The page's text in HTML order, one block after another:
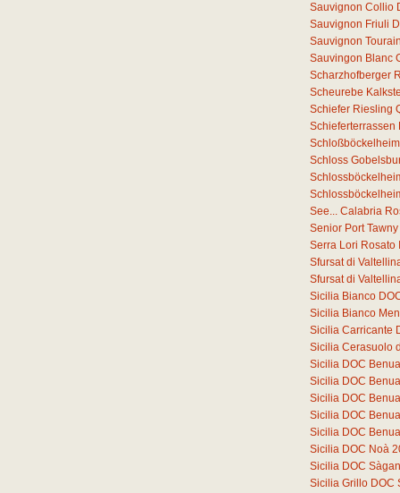
Sauvignon Collio
Sauvignon Friuli
Sauvignon
Sauvingon Blanc
Scharzhofberger
Scheurebe
Schiefer Riesling
Schieferterrassen
Schloss
See... Calabria
Senior Port
Serra Lori Rosato
Sfursat di
Sfursat di
Sicilia Bianco
Sicilia Bianco
Sicilia Carricante
Sicilia Cerasuolo
Sicilia DOC
Sicilia DOC
Sicilia DOC
Sicilia DOC
Sicilia DOC
Sicilia DOC Noà
Sicilia DOC
Sicilia Grillo DOC